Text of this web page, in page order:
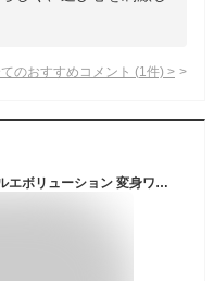
のおすすめコメント (1 件) >
バンダイ わんだふるぷりきゅあ! カラフルエボリューション 変身ワンダフルパクトスペシャルセット ヘンシンワンダフルパクトスペシヤルセツト [ヘンシンワンダフルパクトスペシヤルセツト]